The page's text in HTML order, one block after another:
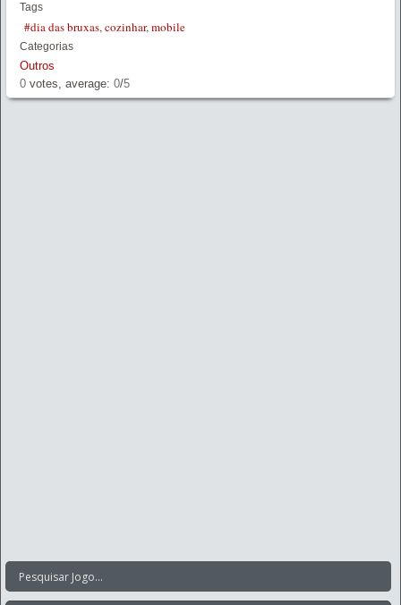
Tags
#dia das bruxas,cozinhar,mobile
Categorias
Outros
0 votes, average: 0/5